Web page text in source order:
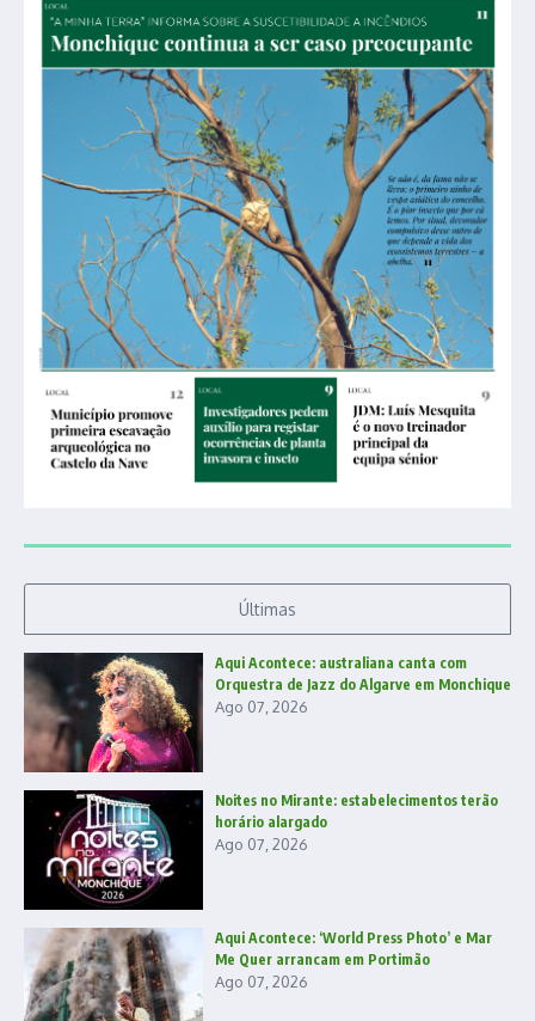
Últimas
Aqui Acontece: australiana canta com
Orquestra de Jazz do Algarve em Monchique
Ago 07, 2026
Noites no Mirante: estabelecimentos terão
horário alargado
Ago 07, 2026
Aqui Acontece: ‘World Press Photo’ e Mar
Me Quer arrancam em Portimão
Ago 07, 2026